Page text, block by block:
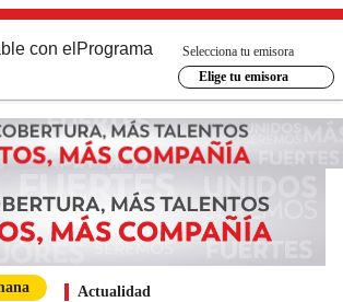
con el Programa
Selecciona tu emisora
Elige tu emisora
Actualidad